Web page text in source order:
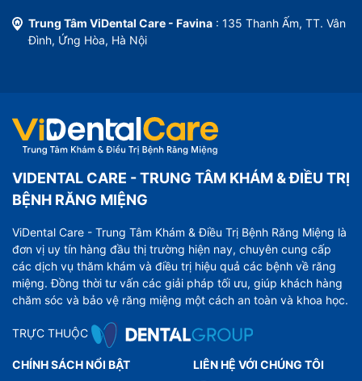
Trung Tâm ViDental Care - Favina : 135 Thanh Ấm, TT. Vân
Đình, Ứng Hòa, Hà Nội
VIDENTAL CARE - TRUNG TÂM KHÁM & ĐIỀU TRỊ
BỆNH RĂNG MIỆNG
ViDental Care - Trung Tâm Khám & Điều Trị Bệnh Răng Miệng là
đơn vị uy tín hàng đầu thị trường hiện nay, chuyên cung cấp
các dịch vụ thăm khám và điều trị hiệu quả các bệnh về răng
miệng. Đồng thời tư vấn các giải pháp tối ưu, giúp khách hàng
chăm sóc và bảo vệ răng miệng một cách an toàn và khoa học.
TRỰC THUỘC
CHÍNH SÁCH NỔI BẬT
LIÊN HỆ VỚI CHÚNG TÔI